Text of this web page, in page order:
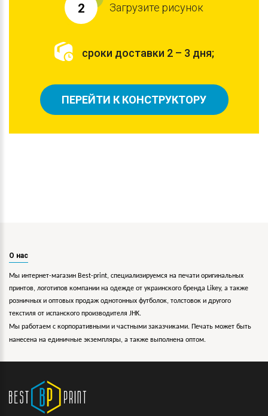
2 Загрузите рисунок
сроки доставки 2 – 3 дня;
ПЕРЕЙТИ К КОНСТРУКТОРУ
О нас
Мы интернет-магазин Best-print, специализируемся на печати оригинальных
принтов, логотипов компании на одежде от украинского бренда Likey, а также
розничных и оптовых продаж однотонных футболок, толстовок и другого
текстиля от испанского производителя JHK.
Мы работаем с корпоративными и частными заказчиками. Печать может быть
нанесена на единичные экземпляры, а также выполнена оптом.